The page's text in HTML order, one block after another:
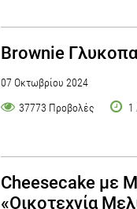
Brownie
07 Οκτωβρίου 2024
37773 Προβολές
1
Cheesecake με
«Οικοτεχνία